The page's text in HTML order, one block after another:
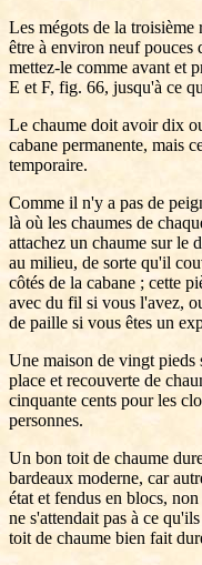
Les mégots de la
être à environ neuf pouces
mettez-le comme avant et
E et F, fig. 66, jusqu'à ce
Le chaume doit avoir dix
cabane permanente, mais
temporaire.
Comme il n'y a pas de
là où les chaumes de
attachez un chaume sur le
au milieu, de sorte qu'il
côtés de la cabane ; cette
avec du fil si vous l'avez,
de paille si vous êtes un
Une maison de vingt pieds
place et recouverte de
cinquante cents pour les
personnes.
Un bon toit de chaume
bardeaux moderne, car
état et fendus en blocs,
ne s'attendait pas à ce
toit de chaume bien fait